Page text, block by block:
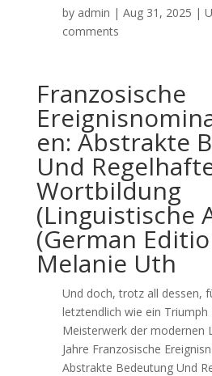
by admin | Aug 31, 2025 |
comments
Franzosische
en: Abstrakte
Und
Wortbildung
(Linguistische
(German
Melanie Uth
Und doch, trotz all dessen,
letztendlich wie ein Triumph
Meisterwerk der modernen
Jahre Franzosische
Abstrakte Bedeutung Und